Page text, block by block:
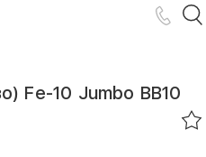
Fe-10 Jumbo ВВ10